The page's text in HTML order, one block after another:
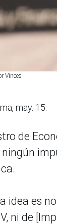
Vinces
may. 15.
de
ningún
idea es
ni de